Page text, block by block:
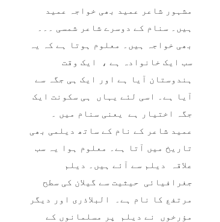
مشہور شاعر عمید بھی خواجہ عمید
ہیں۔ سنام کے دوسرے شاعر شمسی ۔۔۔
بھی خواجہ ہیں۔ معلوم ہوتا ہے کہ یہ
سب ایک خانوادہ ہے ، ایک وقت
ہندوستان آیا ہے اور ایک ہی جگہ سے
آیا ہے۔ اسی لئے یہاں ہی سکونت ایک
جگہ اختیار ہے یعنی سنام میں ۔
عمید شاعر کے نام کے ساتھ دیلمی بھی
تاریخ میں آتا ہے۔ معلوم ہوا یہ سب
علاقہ دیلم سے آئے ہیں۔ دیلم
جغرافیائی حیثیت سے گیلان کی سطح
مرتفع کا نام ہے۔ البلاذری اور دیگر
مؤرخوں نے دیلم پر مسلمانوں کے